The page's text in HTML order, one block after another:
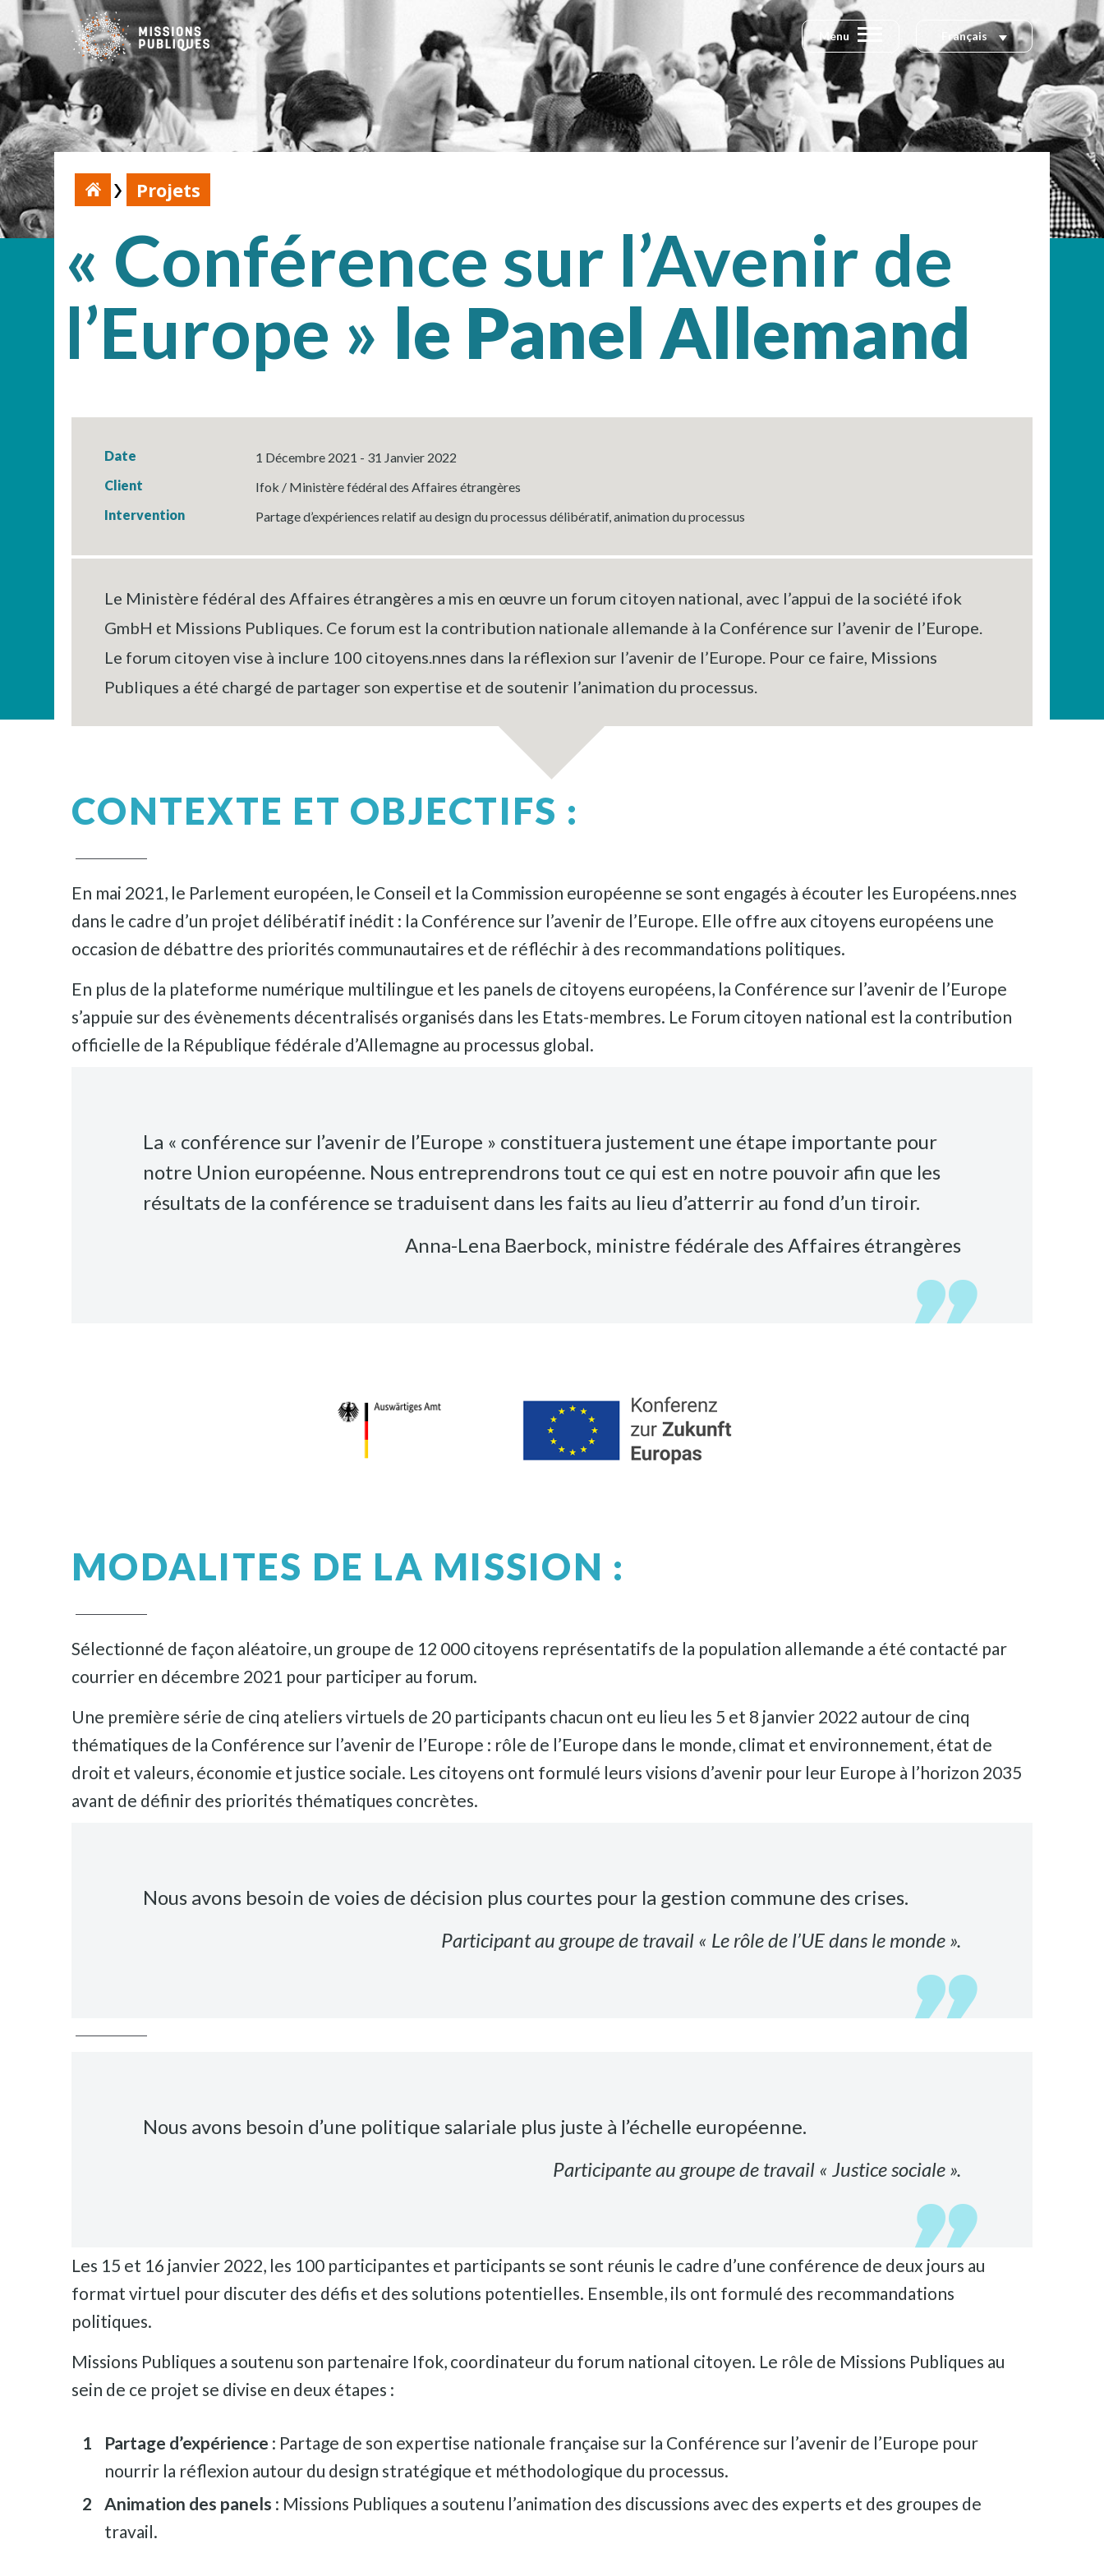
Menu Français
Projets
« Conférence sur l’Avenir de
l’Europe » le Panel Allemand
Date
1 Décembre 2021 - 31 Janvier 2022
Client
Ifok / Ministère fédéral des Affaires étrangères
Intervention
Partage d’expériences relatif au design du processus délibératif, animation du processus
Le Ministère fédéral des Affaires étrangères a mis en œuvre un forum citoyen national, avec l’appui de la société ifok
GmbH et Missions Publiques. Ce forum est la contribution nationale allemande à la Conférence sur l’avenir de l’Europe.
Le forum citoyen vise à inclure 100 citoyens.nnes dans la réflexion sur l’avenir de l’Europe. Pour ce faire, Missions
Publiques a été chargé de partager son expertise et de soutenir l’animation du processus.
CONTEXTE ET OBJECTIFS :
En mai 2021, le Parlement européen, le Conseil et la Commission européenne se sont engagés à écouter les Européens.nnes
dans le cadre d’un projet délibératif inédit : la Conférence sur l’avenir de l’Europe. Elle offre aux citoyens européens une
occasion de débattre des priorités communautaires et de réfléchir à des recommandations politiques.
En plus de la plateforme numérique multilingue et les panels de citoyens européens, la Conférence sur l’avenir de l’Europe
s’appuie sur des évènements décentralisés organisés dans les Etats-membres. Le Forum citoyen national est la contribution
officielle de la République fédérale d’Allemagne au processus global.
La « conférence sur l’avenir de l’Europe » constituera justement une étape importante pour
notre Union européenne. Nous entreprendrons tout ce qui est en notre pouvoir afin que les
résultats de la conférence se traduisent dans les faits au lieu d’atterrir au fond d’un tiroir.
Anna-Lena Baerbock, ministre fédérale des Affaires étrangères
MODALITES DE LA MISSION :
Sélectionné de façon aléatoire, un groupe de 12 000 citoyens représentatifs de la population allemande a été contacté par
courrier en décembre 2021 pour participer au forum.
Une première série de cinq ateliers virtuels de 20 participants chacun ont eu lieu les 5 et 8 janvier 2022 autour de cinq
thématiques de la Conférence sur l’avenir de l’Europe : rôle de l’Europe dans le monde, climat et environnement, état de
droit et valeurs, économie et justice sociale. Les citoyens ont formulé leurs visions d’avenir pour leur Europe à l’horizon 2035
avant de définir des priorités thématiques concrètes.
Nous avons besoin de voies de décision plus courtes pour la gestion commune des crises.
Participant au groupe de travail « Le rôle de l’UE dans le monde ».
Nous avons besoin d’une politique salariale plus juste à l’échelle européenne.
Participante au groupe de travail « Justice sociale ».
Les 15 et 16 janvier 2022, les 100 participantes et participants se sont réunis le cadre d’une conférence de deux jours au
format virtuel pour discuter des défis et des solutions potentielles. Ensemble, ils ont formulé des recommandations
politiques.
Missions Publiques a soutenu son partenaire Ifok, coordinateur du forum national citoyen. Le rôle de Missions Publiques au
sein de ce projet se divise en deux étapes :
Partage d’expérience : Partage de son expertise nationale française sur la Conférence sur l’avenir de l’Europe pour
nourrir la réflexion autour du design stratégique et méthodologique du processus.
Animation des panels : Missions Publiques a soutenu l’animation des discussions avec des experts et des groupes de
travail.